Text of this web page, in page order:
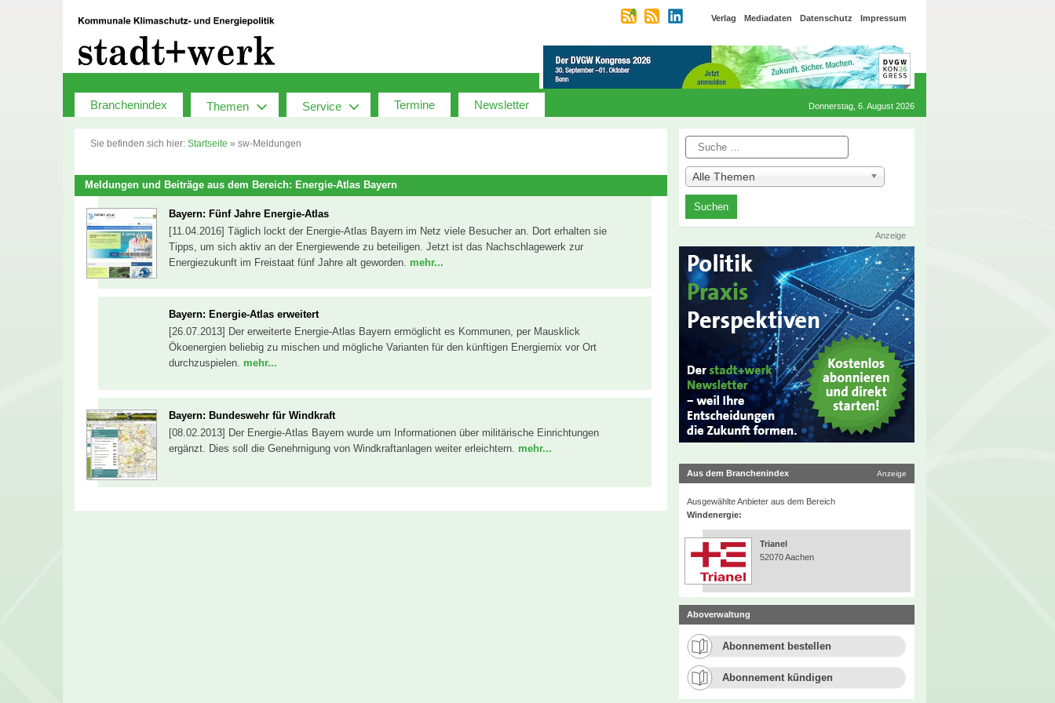
Verlag Mediadaten Datenschutz Impressum
Branchenindex Themen Service Termine Newsletter Donnerstag, 6. August 2026
Sie befinden sich hier: Startseite » sw-Meldungen
Meldungen und Beiträge aus dem Bereich: Energie-Atlas Bayern
Bayern: Fünf Jahre Energie-Atlas
[11.04.2016] Täglich lockt der Energie-Atlas Bayern im Netz viele Besucher an. Dort erhalten sie
Tipps, um sich aktiv an der Energiewende zu beteiligen. Jetzt ist das Nachschlagewerk zur
Energiezukunft im Freistaat fünf Jahre alt geworden. mehr...
Bayern: Energie-Atlas erweitert
[26.07.2013] Der erweiterte Energie-Atlas Bayern ermöglicht es Kommunen, per Mausklick
Ökoenergien beliebig zu mischen und mögliche Varianten für den künftigen Energiemix vor Ort
durchzuspielen. mehr...
Bayern: Bundeswehr für Windkraft
[08.02.2013] Der Energie-Atlas Bayern wurde um Informationen über militärische Einrichtungen
ergänzt. Dies soll die Genehmigung von Windkraftanlagen weiter erleichtern. mehr...
Suche
Alle Themen
Anzeige
Aus dem Branchenindex Anzeige
Ausgewählte Anbieter aus dem Bereich
Windenergie:
Trianel
52070 Aachen
Aboverwaltung
Abonnement bestellen
Abonnement kündigen